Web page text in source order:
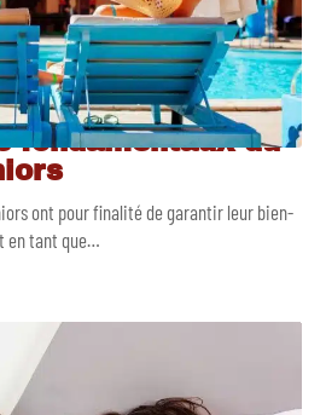
fondamentaux du
ont pour finalité de garantir leur bien-
en tant que…